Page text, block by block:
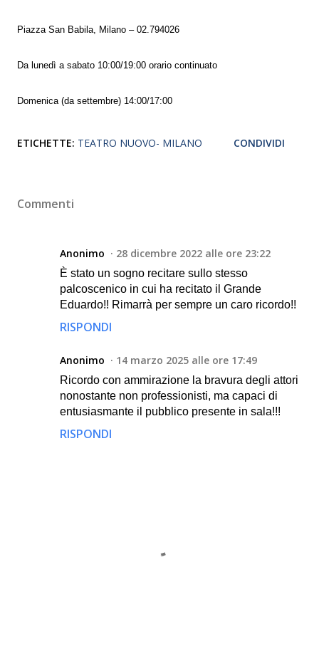
Piazza San Babila, Milano – 02.794026
Da lunedì a sabato 10:00/19:00 orario continuato
Domenica (da settembre) 14:00/17:00
ETICHETTE: TEATRO NUOVO- MILANO CONDIVIDI
Commenti
Anonimo 28 dicembre 2022 alle ore 23:22
È stato un sogno recitare sullo stesso
palcoscenico in cui ha recitato il Grande
Eduardo!! Rimarrà per sempre un caro ricordo!!
RISPONDI
Anonimo 14 marzo 2025 alle ore 17:49
Ricordo con ammirazione la bravura degli attori
nonostante non professionisti, ma capaci di
entusiasmante il pubblico presente in sala!!!
RISPONDI